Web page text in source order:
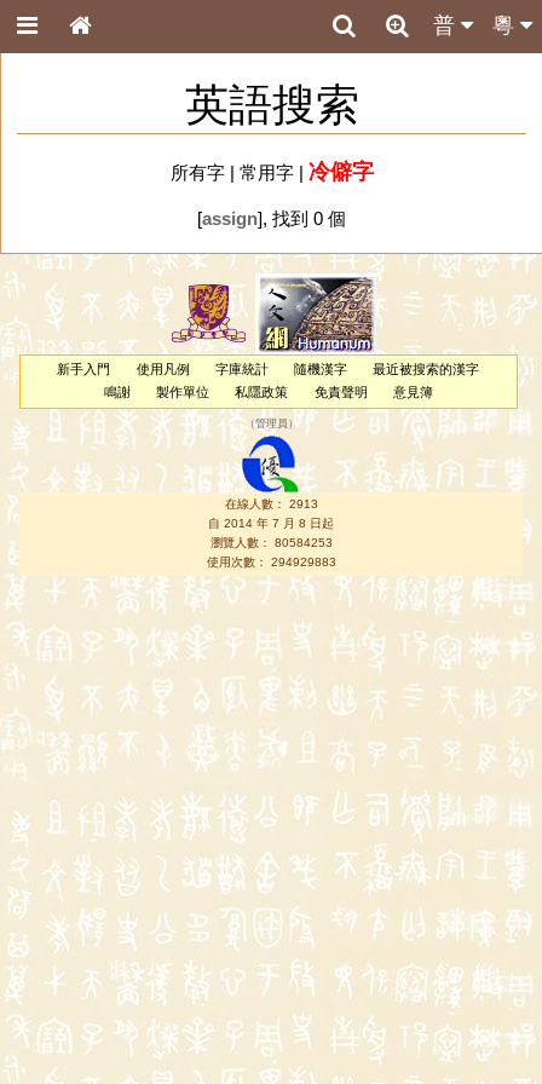
粵
普
英語搜索
所有字| 常用字| 冷僻字
[assign], 找到 0 個
新手入門 使用凡例 字庫統計 隨機漢字
最近被搜索的漢字
鳴謝
製作單位 私隱政策 免責聲明 意見簿
（管理員 ）
在線人數： 2913
自 2014 年 7 月 8 日起
瀏覽人數： 80584253
使用次數： 294929883